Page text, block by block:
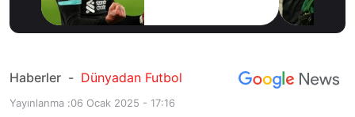
Haberler - Dünyadan Futbol
Yayınlanma :06 Ocak 2025 - 17:16